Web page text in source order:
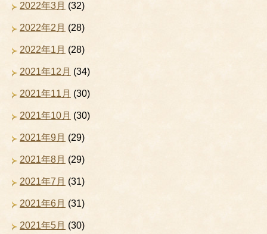
2022年3月 (32)
2022年2月 (28)
2022年1月 (28)
2021年12月 (34)
2021年11月 (30)
2021年10月 (30)
2021年9月 (29)
2021年8月 (29)
2021年7月 (31)
2021年6月 (31)
2021年5月 (30)